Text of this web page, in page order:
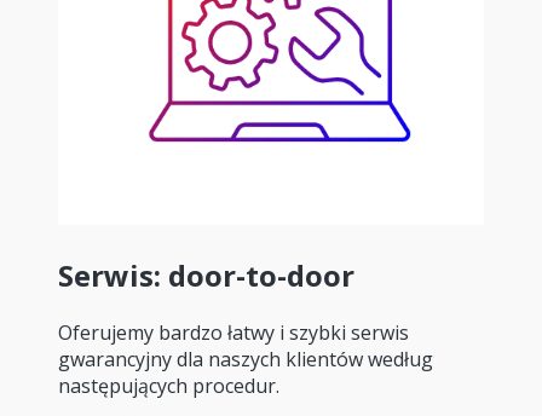
Serwis: door-to-door
Oferujemy bardzo łatwy i szybki serwis
gwarancyjny dla naszych klientów według
następujących procedur.